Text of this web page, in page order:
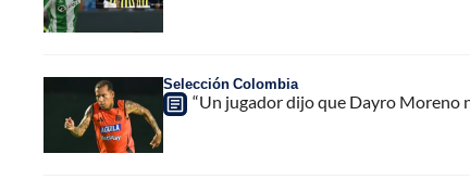
Selección Colombia
“Un jugador dijo que Dayro Moreno